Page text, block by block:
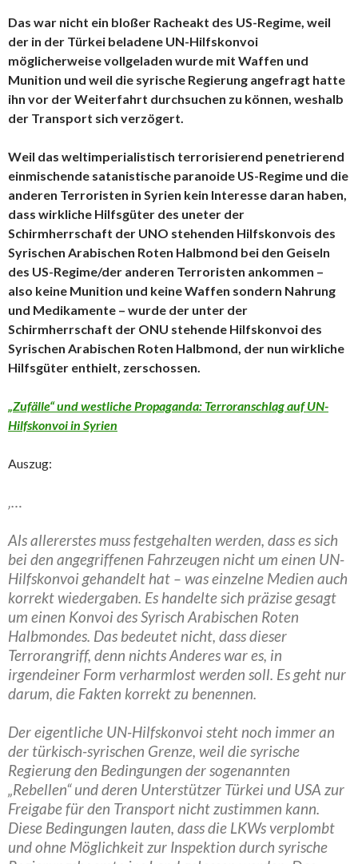
Das war nicht ein bloßer Racheakt des US-Regime, weil
der in der Türkei beladene UN-Hilfskonvoi
möglicherweise vollgeladen wurde mit Waffen und
Munition und weil die syrische Regierung angefragt hatte
ihn vor der Weiterfahrt durchsuchen zu können, weshalb
der Transport sich verzögert.
Weil das weltimperialistisch terrorisierend penetrierend
einmischende satanistische paranoide US-Regime und die
anderen Terroristen in Syrien kein Interesse daran haben,
dass wirkliche Hilfsgüter des uneter der
Schirmherrschaft der UNO stehenden Hilfskonvois des
Syrischen Arabischen Roten Halbmond bei den Geiseln
des US-Regime/der anderen Terroristen ankommen –
also keine Munition und keine Waffen sondern Nahrung
und Medikamente – wurde der unter der
Schirmherrschaft der ONU stehende Hilfskonvoi des
Syrischen Arabischen Roten Halbmond, der nun wirkliche
Hilfsgüter enthielt, zerschossen.
„Zufälle“ und westliche Propaganda: Terroranschlag auf UN-
Hilfskonvoi in Syrien
Auszug:
‚…
Als allererstes muss festgehalten werden, dass es sich
bei den angegriffenen Fahrzeugen nicht um einen UN-
Hilfskonvoi gehandelt hat – was einzelne Medien auch
korrekt wiedergaben. Es handelte sich präzise gesagt
um einen Konvoi des Syrisch Arabischen Roten
Halbmondes. Das bedeutet nicht, dass dieser
Terrorangriff, denn nichts Anderes war es, in
irgendeiner Form verharmlost werden soll. Es geht nur
darum, die Fakten korrekt zu benennen.
Der eigentliche UN-Hilfskonvoi steht noch immer an
der türkisch-syrischen Grenze, weil die syrische
Regierung den Bedingungen der sogenannten
„Rebellen“ und deren Unterstützer Türkei und USA zur
Freigabe für den Transport nicht zustimmen kann.
Diese Bedingungen lauten, dass die LKWs verplombt
und ohne Möglichkeit zur Inspektion durch syrische